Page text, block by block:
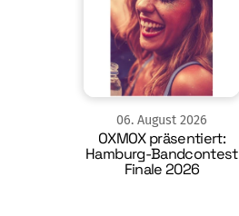
06. August 2026
OXMOX präsentiert:
Hamburg-Bandcontest
Finale 2026